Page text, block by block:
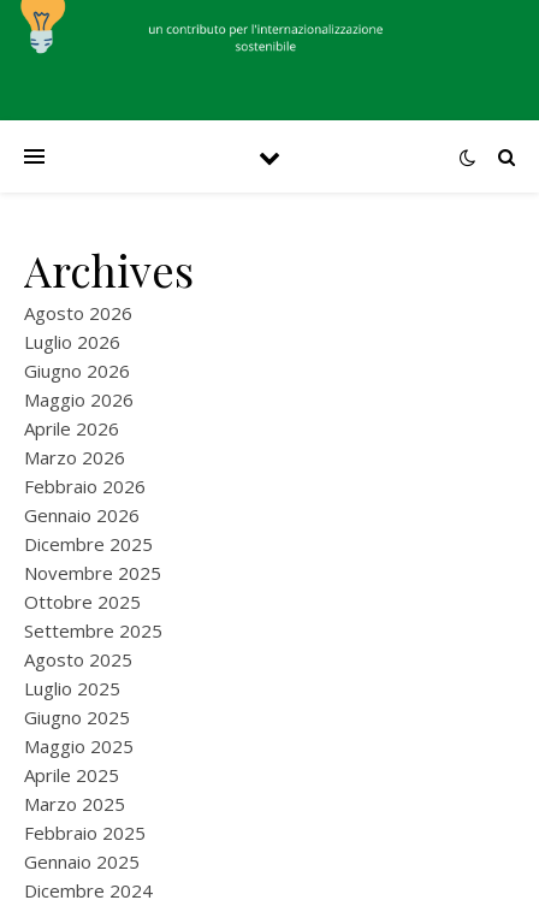
Archives
Agosto 2026
Luglio 2026
Giugno 2026
Maggio 2026
Aprile 2026
Marzo 2026
Febbraio 2026
Gennaio 2026
Dicembre 2025
Novembre 2025
Ottobre 2025
Settembre 2025
Agosto 2025
Luglio 2025
Giugno 2025
Maggio 2025
Aprile 2025
Marzo 2025
Febbraio 2025
Gennaio 2025
Dicembre 2024